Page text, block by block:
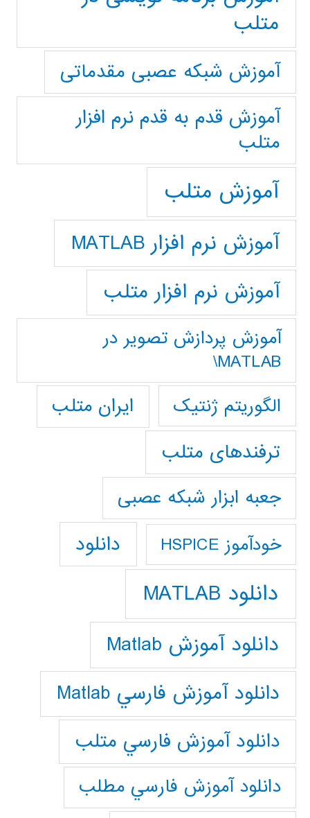
متلب
آموزش شبکه عصبی مقدماتی
آموزش قدم به قدم نرم افزار
متلب
آموزش متلب
آموزش نرم افزار MATLAB
آموزش نرم افزار متلب
آموزش پردازش تصوير در
MATLAB\
الگوریتم ژنتیک
ایران متلب
ترفندهای متلب
جعبه ابزار شبکه عصبی
خودآموز HSPICE دانلود
دانلود MATLAB
دانلود آموزش Matlab
دانلود آموزش فارسي Matlab
دانلود آموزش فارسي متلب
دانلود آموزش فارسي مطلب